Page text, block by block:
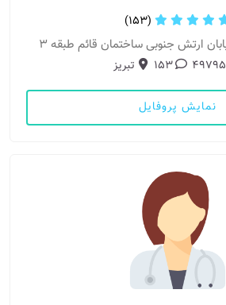
(153)
49795
153 تبریز
نمایش پروفایل